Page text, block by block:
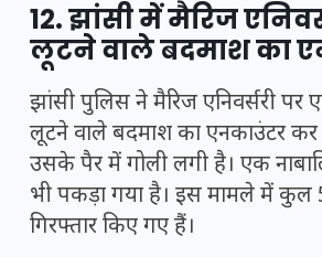
12. झांसी में मैरिज
लूटने वाले बदमाश का
झांसी पुलिस ने मैरिज एनिवर्सरी पर
लूटने वाले बदमाश का एनकाउंटर कर
उसके पैर में गोली लगी है। एक
भी पकड़ा गया है। इस मामले में कुल
गिरफ्तार किए गए हैं।